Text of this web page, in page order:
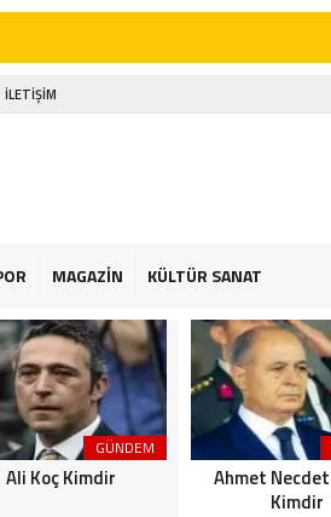
İLETİŞİM
MAGAZİN KÜLTÜR SANAT
GÜNDEM
Ali Koç Kimdir
Ahmet
Kimdir